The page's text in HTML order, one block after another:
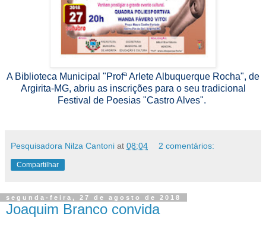
A Biblioteca Municipal "Profª Arlete Albuquerque Rocha", de
Argirita-MG, abriu as inscrições para o seu tradicional
Festival de Poesias "Castro Alves".
Pesquisadora Nilza Cantoni at 08:04 2 comentários:
Compartilhar
segunda-feira, 27 de agosto de 2018
Joaquim Branco convida